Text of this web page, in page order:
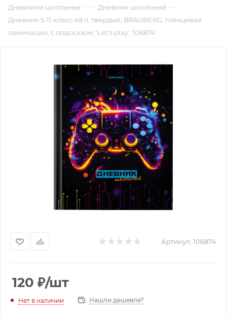
Дневники школьные — Дневник школьный —
Дневник 5-11 класс 48 л, твердый, BRAUBERG, глянцевая
ламинация, с подсказом, 'Let's play', 106874
Артикул: 106874
120 ₽/шт
Нет в наличии Нашли дешевле?